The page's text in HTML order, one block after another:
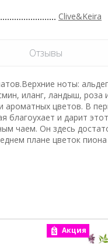
Clive&Keira
Отзывы
ноты:
иланг, ландыш, роза
ароматных цветов. В
благоухает и дарит
чаем. Он здесь
плане цветок пиона
Акция